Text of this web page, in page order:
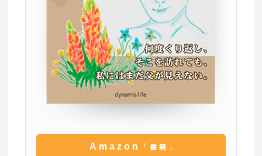
Amazon 「書籍」